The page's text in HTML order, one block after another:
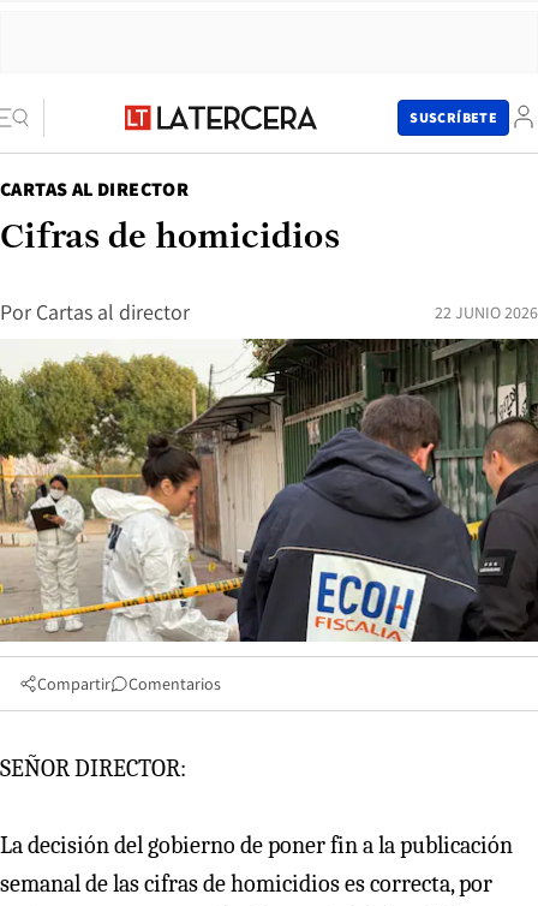
SUSCRÍBETE
CARTAS AL DIRECTOR
Cifras de homicidios
Por Cartas al director 22 JUNIO 2026
Compartir Comentarios
SEÑOR DIRECTOR:
La decisión del gobierno de poner fin a la publicación
semanal de las cifras de homicidios es correcta, por